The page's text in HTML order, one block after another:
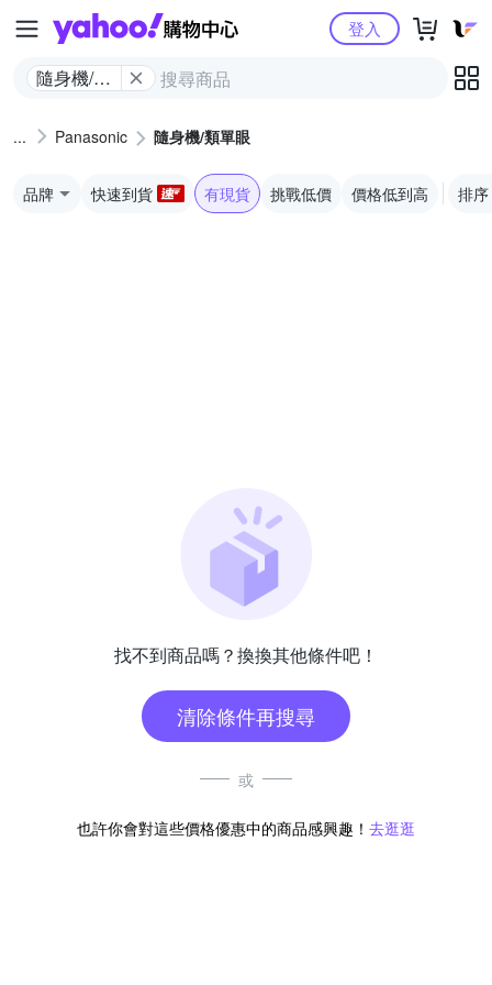
Yahoo購物中心
隨身機/類
登入
Panasonic 隨身機/類單眼
品牌 快速到貨 有現貨 挑戰低價 價格低到高 排序
找不到商品嗎？換換其他條件吧！
清除條件再搜尋
或
也許你會對這些價格優惠中的商品感興趣！ 去逛逛